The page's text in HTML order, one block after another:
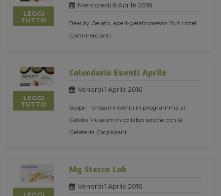
LEGGI
TUTTO
Mercoledi 6 Aprile 2016
Beauty Gelato, aperi-gelato presso l'Art Hotel
Commercianti
LEGGI
TUTTO
Calendario Eventi Aprile
Venerdi 1 Aprile 2016
Scopri i prossimi eventi in programma al
Gelato Museum in collaborazione con la
Gelateria Carpigiani
My Stecco Lab
Venerdi 1 Aprile 2016